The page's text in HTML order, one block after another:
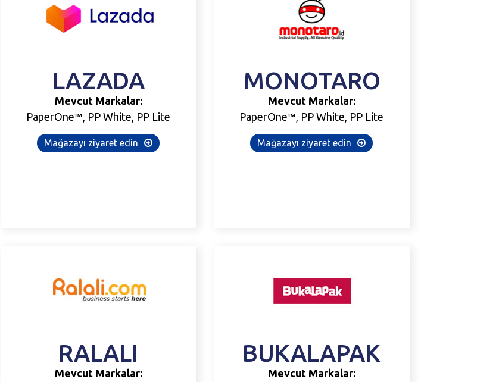
LAZADA
Mevcut Markalar:
PaperOne™, PP White, PP Lite
Mağazayı ziyaret edin
MONOTARO
Mevcut Markalar:
PaperOne™, PP White, PP Lite
Mağazayı ziyaret edin
RALALI
Mevcut Markalar:
BUKALAPAK
Mevcut Markalar: